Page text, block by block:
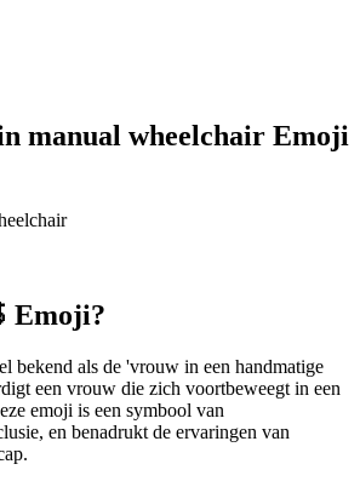
manual wheelchair Emoji
Emoji?
bekend als de 'vrouw in een handmatige
een vrouw die zich voortbeweegt in een
emoji is een symbool van
en benadrukt de ervaringen van